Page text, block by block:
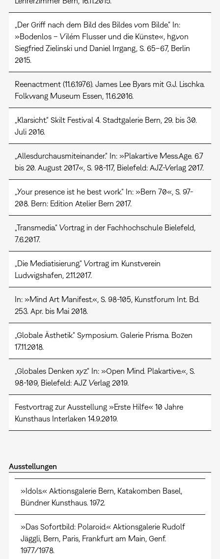
„Der Griff nach dem Bild des Bildes vom Bilde.“ In:
»Bodenlos ­– Vilém Flusser und die Künste«, hg.von
Siegfried Zielinski und Daniel Irrgang, S. 65–67, Berlin
2015.
Reenactment (11.6.1976). James Lee Byars mit G.J. Lischka.
Folkwang Museum Essen, 11.6.2016.
„Klarsicht.“ Skilt Festival 4. Stadtgalerie Bern, 29. bis 30.
Juli 2016.
„Allesdurchausmiteinander.“ In: »Plakartive Mess.Age. 6.7
bis 20. August 2017«, S. 98-117, Bielefeld: AJZ-Verlag 2017.
„Your presence ist he best work.“ In: »Bern 70«, S. 97-
208. Bern: Edition Atelier Bern 2017.
„Transmedia.“ Vortrag in der Fachhochschule Bielefeld,
7.6.2017.
„Die Mediatisierung.“ Vortrag im Kunstverein
Ludwigshafen, 2.11.2017.
In: »Mind Art Manifest.«, S. 98-105, Kunstforum Int. Bd.
253. Apr. bis Mai 2018.
„Globale Ästhetik.“ Symposium. Galerie Prisma. Bozen
17.11.2018.
„Globales Denken xyz.“ In: »Open Mind. Plakartive.«, S.
98-109, Bielefeld: AJZ Verlag 2019.
Festvortrag zur Ausstellung »Erste Hilfe« 10 Jahre
Kunsthaus Interlaken 14.9.2019.
Ausstellungen
»Idols.« Aktionsgalerie Bern, Katakomben Basel,
Bündner Kunsthaus. 1972.
»Das Sofortbild: Polaroid.« Aktionsgalerie Rudolf
Jäggli, Bern, Paris, Frankfurt am Main, Genf.
1977/1978.